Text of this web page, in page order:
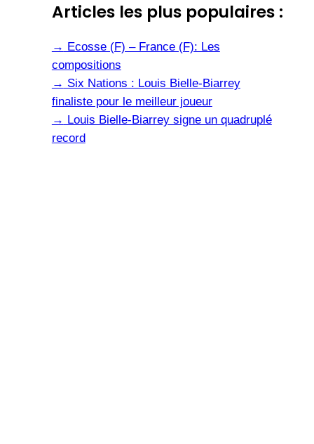
Articles les plus populaires :
→ Ecosse (F) – France (F): Les
compositions
→ Six Nations : Louis Bielle-Biarrey
finaliste pour le meilleur joueur
→ Louis Bielle-Biarrey signe un quadruplé
record